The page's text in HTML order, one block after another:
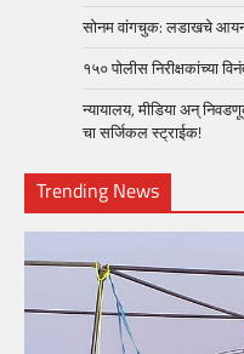
सोनम वांगचुक: लडाखचे
१५० पोलीस निरीक्षकांच्या
न्यायालय, मीडिया अन्
चा सर्जिकल स्ट्राईक!
Trending News